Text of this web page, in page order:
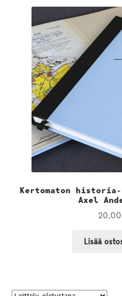
Kertomaton historia-
Axel
20,00
Lisää